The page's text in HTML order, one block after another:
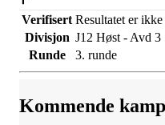
Verifisert Resultatet er
Divisjon J12 Høst - Avd 3
Runde
3. runde
Kommende